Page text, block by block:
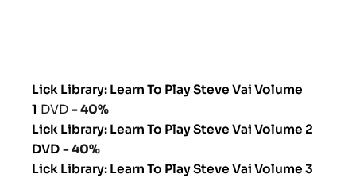
Lick Library: Learn To Play Steve Vai Volume
1 DVD - 40%
Lick Library: Learn To Play Steve Vai Volume 2
DVD - 40%
Lick Library: Learn To Play Steve Vai Volume 3